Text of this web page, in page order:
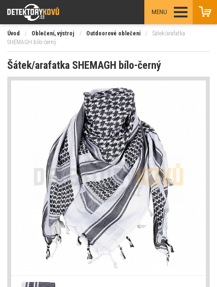
MENU
Úvod / Oblečení, výstroj / Outdoorové oblečení /
Šátek/arafatka
SHEMAGH bílo-černý
Šátek/arafatka SHEMAGH bílo-černý